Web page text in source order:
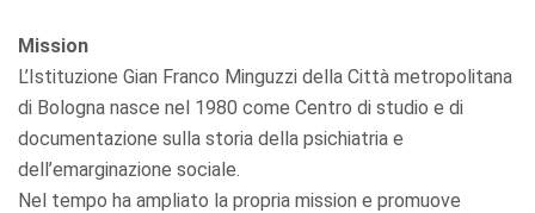
Mission
L’Istituzione Gian Franco Minguzzi della Città metropolitana
di Bologna nasce nel 1980 come Centro di studio e di
documentazione sulla storia della psichiatria e
dell’emarginazione sociale.
Nel tempo ha ampliato la propria mission e promuove